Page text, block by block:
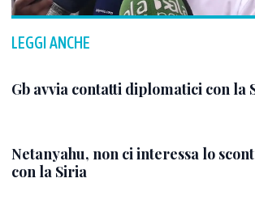
LEGGI ANCHE
Gb avvia contatti diplomatici con la
Netanyahu, non ci interessa lo
con la Siria